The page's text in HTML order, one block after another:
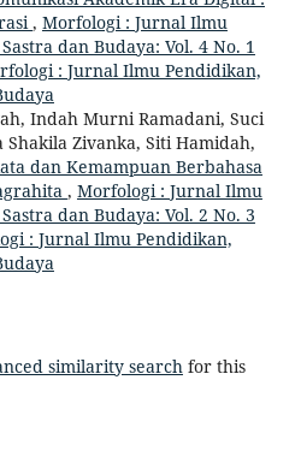
, Morfologi : Jurnal Ilmu
dan Budaya: Vol. 4 No. 1
: Jurnal Ilmu Pendidikan,
Indah Murni Ramadani, Suci
Shakila Zivanka, Siti Hamidah,
dan Kemampuan Berbahasa
, Morfologi : Jurnal Ilmu
dan Budaya: Vol. 2 No. 3
: Jurnal Ilmu Pendidikan,
similarity searchfor this